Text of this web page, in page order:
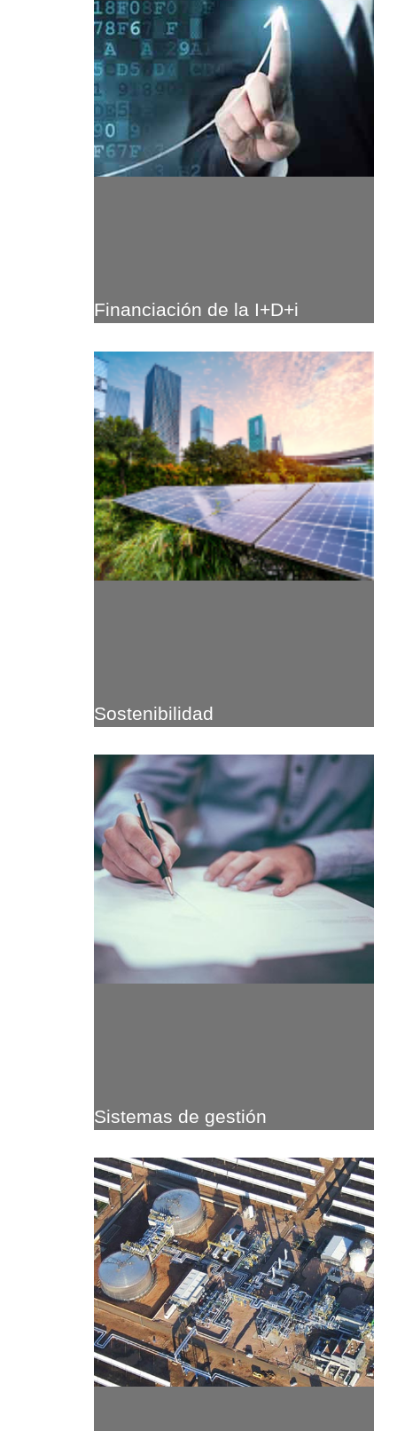
Financiación de la I+D+i
Sostenibilidad
Sistemas de gestión